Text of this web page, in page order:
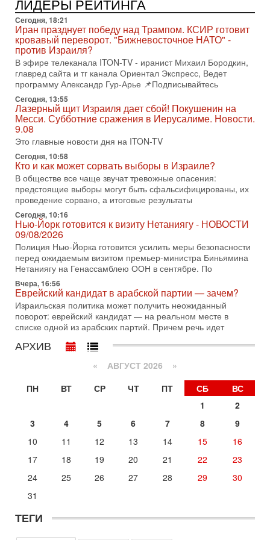
последних союзников. Путин - псих!
В эфире ITON-TV доктор Эльдар Намазов , историк,
политолог, в прошлом – помощник Президента
Азербайджана Гейдара Алиева . Ведет программу
Александр
3-08-2026, 11:09
Выборы в Израиле в опасности?! ШАБАК формирует
спецотдел
В этом выпуске мы разбираем одну из самых тревожных
тем израильской политики. Известно, что израильская
Служба общей безопасности (ШАБАК) создала
3-08-2026, 08:32
Трамп и Иран: последний шанс - НОВОСТИ
03/08/2026
Президент США Дональд Трамп объявил о возобновлении
переговоров с Ираном, но Тегеран пока не подтвердил
готовность к диалогу. По словам американского
2-08-2026, 08:42
Трамп отменил удар по Ирану - НОВОСТИ
02/08/2026
Президент США Дональд Трамп сегодня заявил об отмене
подготовленного удара по Ирану после обращений
Тегерана и других стран региона. По его словам,
1-08-2026, 17:50
«Русский голос» Израиля: кто заберет его на этот
раз?
Голоса русскоязычных репатриантов не раз кардинально
меняли политический ландшафт Израиля. Достаточно
вспомнить взлет партии «Исраэль ба-алия», когда
31-07-2026, 17:00
Тайны закрытых дверей: о чём на самом деле
Недавний визит премьер-министра Израиля Биньямина
Нетаньяху в США и его встреча с Дональдом Трампом
оставили больше вопросов, чем ответов. Полная
31-07-2026, 15:18
Иран готовит покушение на Нетаниягу! Трамп не
хочет эскалации, но КСИР готовит взрыв!
В эфире телеканала ITON-TV СЕРГЕЙ МИГДАЛЬ, эксперт
Международного управления полиции Израиля, автор
Сегодня, 18:21
кровавый переворот. "Бижневосточное НАТО" -
ЛИДЕРЫ РЕЙТИНГА
Сегодня, 18:21
Иран празднует победу над Трампом. КСИР готовит
кровавый переворот. "Бижневосточное НАТО" -
против Израиля?
В эфире телеканала ITON-TV - иранист Михаил Бородкин,
главред сайта и тг канала Ориентал Экспресс, Ведет
программу Александр Гур-Арье 📌Подписывайтесь
Сегодня, 13:55
Лазерный щит Израиля дает сбой! Покушенин на
Месси. Субботние сражения в Иерусалиме. Новости.
9.08
Это главные новости дня на ITON-TV
Сегодня, 10:58
Кто и как может сорвать выборы в Израиле?
В обществе все чаще звучат тревожные опасения:
предстоящие выборы могут быть сфальсифицированы, их
проведение сорвано, а итоговые результаты
Сегодня, 10:16
Нью-Йорк готовится к визиту Нетаниягу - НОВОСТИ
09/08/2026
Полиция Нью-Йорка готовится усилить меры безопасности
перед ожидаемым визитом премьер-министра Биньямина
Нетаниягу на Генассамблею ООН в сентябре. По
Вчера, 16:56
Еврейский кандидат в арабской партии — зачем?
Израильская политика может получить неожиданный
поворот: еврейский кандидат — на реальном месте в
списке одной из арабских партий. Причем речь идет
АРХИВ
« АВГУСТ 2026 »
ПН
ВТ СР ЧТ ПТ СБ
ВС
1
2
3
4 5 6 7 8
9
10
11 12 13 14 15
16
17
18 19 20 21 22
23
24
25 26 27 28 29
30
31
ТЕГИ